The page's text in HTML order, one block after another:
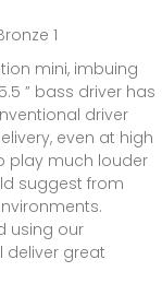
1
mini, imbuing
” bass driver has
driver
even at high
play much louder
suggest from
using our
deliver great